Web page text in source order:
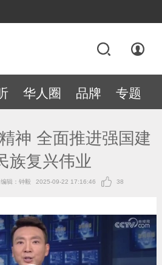
华人圈 品牌 专题
神 全面推进强国建
族复兴伟业
编辑：钟毅 2025-09-22 17:16:46 38